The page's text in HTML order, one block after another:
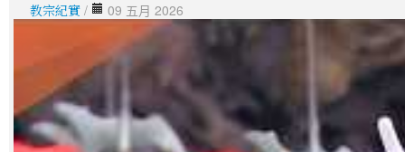
教宗紀實 / 09 五月 2026